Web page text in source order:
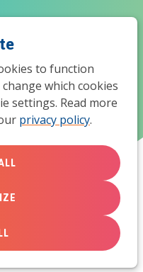
to function
which cookies
settings. Read more
privacy policy.
kerk
2011